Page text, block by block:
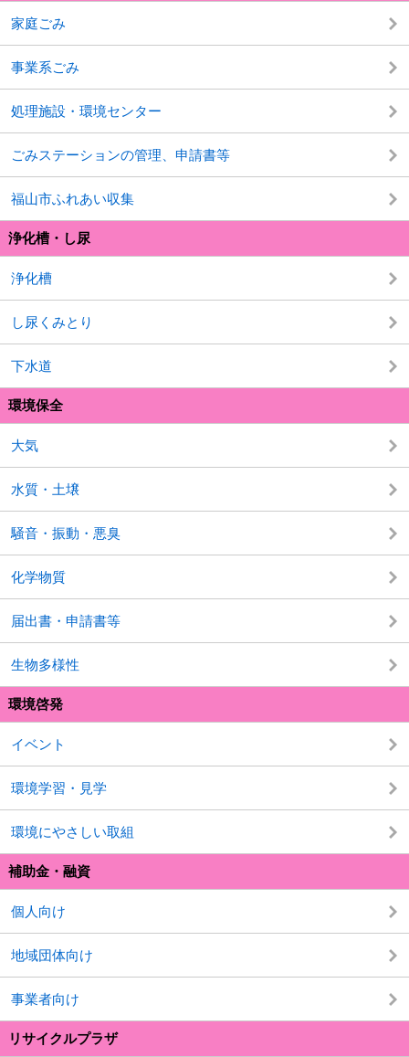
家庭ごみ
事業系ごみ
処理施設・環境センター
ごみステーションの管理、申請書等
福山市ふれあい収集
浄化槽・し尿
浄化槽
し尿くみとり
下水道
環境保全
大気
水質・土壌
騒音・振動・悪臭
化学物質
届出書・申請書等
生物多様性
環境啓発
イベント
環境学習・見学
環境にやさしい取組
補助金・融資
個人向け
地域団体向け
事業者向け
リサイクルプラザ